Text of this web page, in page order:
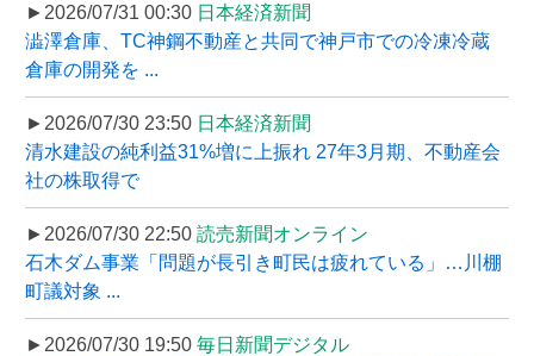
►2026/07/31 00:30 日本経済新聞
澁澤倉庫、TC神鋼不動産と共同で神戸市での冷凍冷蔵
倉庫の開発を ...
►2026/07/30 23:50 日本経済新聞
清水建設の純利益31%増に上振れ 27年3月期、不動産会
社の株取得で
►2026/07/30 22:50 読売新聞オンライン
石木ダム事業「問題が長引き町民は疲れている」…川棚
町議対象 ...
►2026/07/30 19:50 毎日新聞デジタル